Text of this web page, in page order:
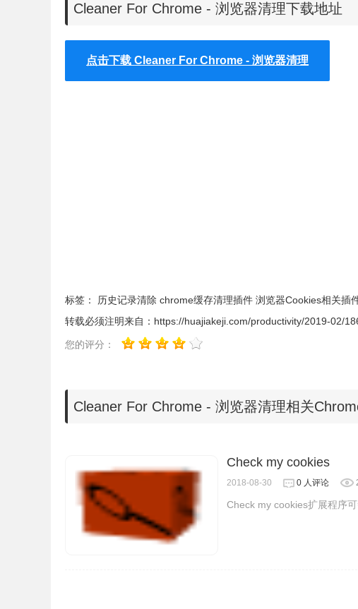
2.安装好之后我们就可以看见在右上角有一个图标，点开就
Cleaner For Chrome - 浏览器清理下载地址
点击下载 Cleaner For Chrome - 浏览器清理
标签： 历史记录清除 chrome缓存清理插件 浏览器Cookies相关插
转载必须注明来自： https://huajiakeji.com/productivity/2019-02/
您的评分：
Cleaner For Chrome - 浏览器清理相关
Check my cookies
2018-08-30 0 人评论
Check my cookies扩展程序